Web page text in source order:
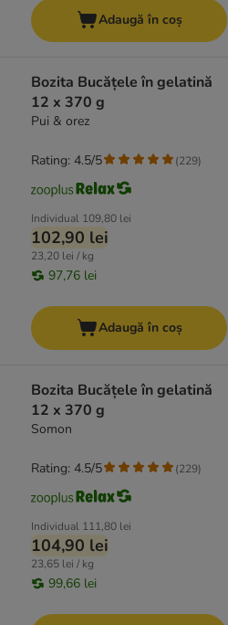
Adaugă în coș
Bozita Bucățele în gelatină
12 x 370 g
Pui & orez
Individual 109,80 lei
102,90 lei
23,20 lei / kg
97,76 lei
Rating: 4.5/5 (229)
Adaugă în coș
Bozita Bucățele în gelatină
12 x 370 g
Somon
Individual 111,80 lei
104,90 lei
23,65 lei / kg
99,66 lei
Rating: 4.5/5 (229)